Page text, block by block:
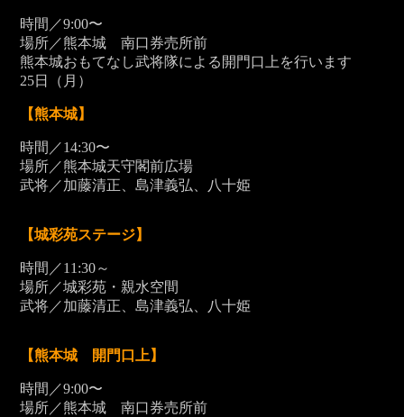
時間／9:00〜
場所／熊本城 南口券売所前
熊本城おもてなし武将隊による開門口上を行います
25日（月）
【熊本城】
時間／14:30〜
場所／熊本城天守閣前広場
武将／加藤清正、島津義弘、八十姫
【城彩苑ステージ】
時間／11:30～
場所／城彩苑・親水空間
武将／加藤清正、島津義弘、八十姫
【熊本城 開門口上】
時間／9:00〜
場所／熊本城 南口券売所前